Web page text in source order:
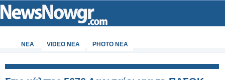
ΝΕΑ VIDEO NEA PHOTO NEA